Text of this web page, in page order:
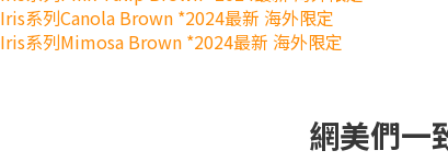
Iris系列Canola Brown *2024最新 海外限定
Iris系列Mimosa Brown *2024最新 海外限定
網美們一